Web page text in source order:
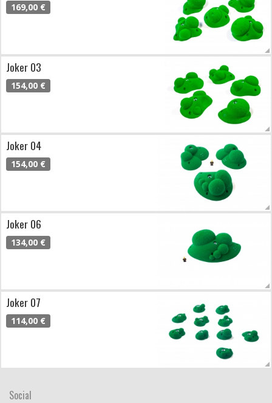
169,00 €
Joker 03
154,00 €
Joker 04
154,00 €
Joker 06
134,00 €
Joker 07
114,00 €
Social